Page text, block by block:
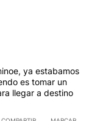
ya estabamos
es tomar un
llegar a destino